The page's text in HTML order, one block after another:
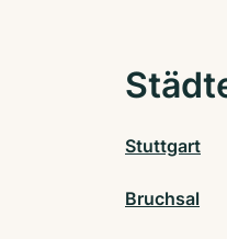
Stuttgart
Bruchsal